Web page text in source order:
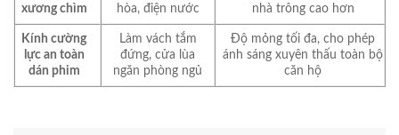
xương chìm
hòa, điện nước
nhà trông cao hơn
Kính cường
lực an toàn
dán phim
Làm vách tắm
đứng, cửa lùa
ngăn phòng ngủ
Độ mỏng tối đa, cho phép
ánh sáng xuyên thấu toàn bộ
căn hộ